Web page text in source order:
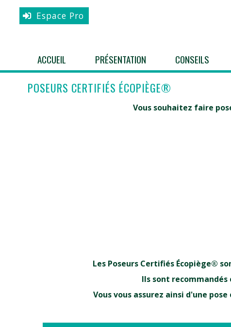
Espace Pro
ACCUEIL PRÉSENTATION CONSEILS
POSEURS CERTIFIÉS ÉCOPIÈGE®
Vous souhaitez faire
Les Poseurs Certifiés Écopiège®
Ils sont
Vous vous assurez ainsi d'une